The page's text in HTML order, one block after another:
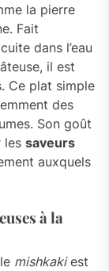
la pierre
Fait
dans l’eau
il est
Ce plat simple
des
Son goût
les saveurs
auxquels
à la
mishkakiest